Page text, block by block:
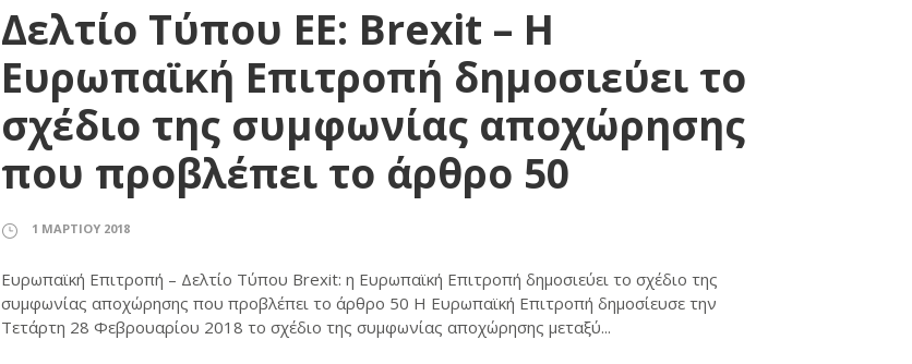
Δελτίο Τύπου ΕΕ: Brexit – Η
Ευρωπαϊκή Επιτροπή δημοσιεύει το
σχέδιο της συμφωνίας αποχώρησης
που προβλέπει το άρθρο 50
1 ΜΑΡΤΊΟΥ 2018
Ευρωπαϊκή Επιτροπή – Δελτίο Τύπου Brexit: η Ευρωπαϊκή Επιτροπή δημοσιεύει το σχέδιο της
συμφωνίας αποχώρησης που προβλέπει το άρθρο 50 Η Ευρωπαϊκή Επιτροπή δημοσίευσε την
Τετάρτη 28 Φεβρουαρίου 2018 το σχέδιο της συμφωνίας αποχώρησης μεταξύ...